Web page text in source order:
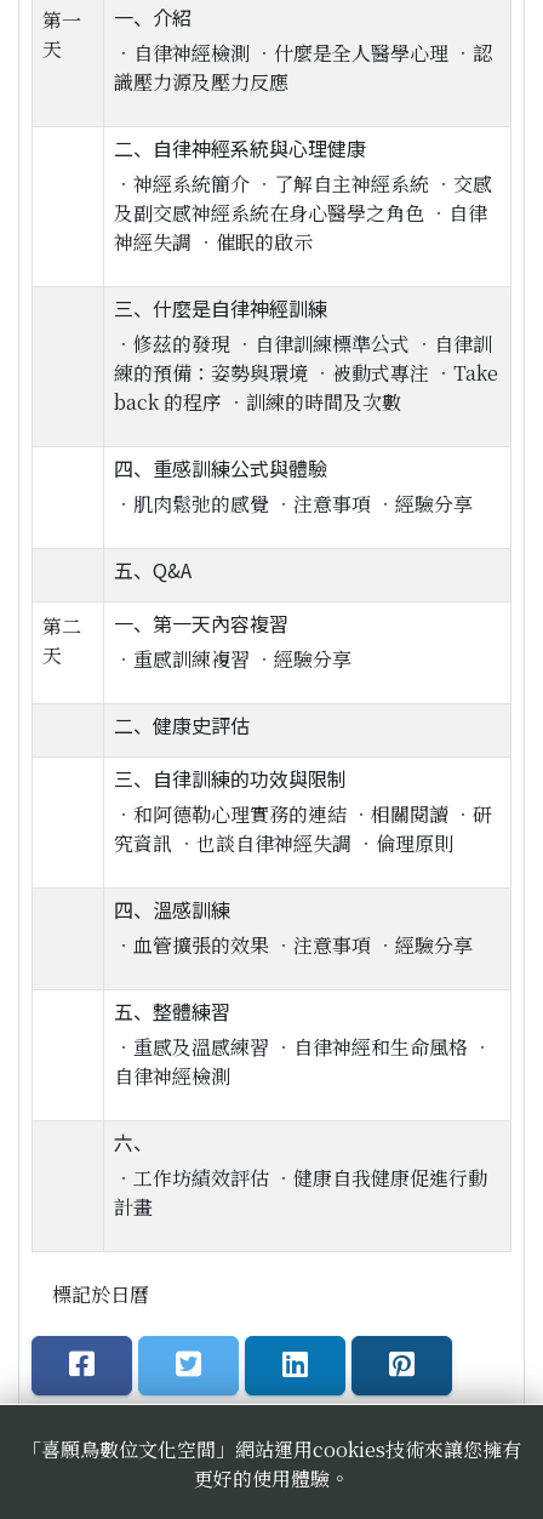
第一
天
一、介紹
‧自律神經檢測 ‧什麼是全人醫學心理 ‧認
識壓力源及壓力反應
二、自律神經系統與心理健康
‧神經系統簡介 ‧了解自主神經系統 ‧交感
及副交感神經系統在身心醫學之角色 ‧自律
神經失調 ‧催眠的啟示
三、什麼是自律神經訓練
‧修茲的發現 ‧自律訓練標準公式 ‧自律訓
練的預備：姿勢與環境 ‧被動式專注 ‧Take
back 的程序 ‧訓練的時間及次數
四、重感訓練公式與體驗
‧肌肉鬆弛的感覺 ‧注意事項 ‧經驗分享
五、Q&A
第二
天
一、第一天內容複習
‧重感訓練複習 ‧經驗分享
二、健康史評估
三、自律訓練的功效與限制
‧和阿德勒心理實務的連結 ‧相關閱讀 ‧研
究資訊 ‧也談自律神經失調 ‧倫理原則
四、溫感訓練
‧血管擴張的效果 ‧注意事項 ‧經驗分享
五、整體練習
‧重感及溫感練習 ‧自律神經和生命風格 ‧
自律神經檢測
六、
‧工作坊績效評估 ‧健康自我健康促進行動
計畫
標記於日曆
「喜願鳥數位文化空間」網站運用cookies技術來讓您擁有
更好的使用體驗。